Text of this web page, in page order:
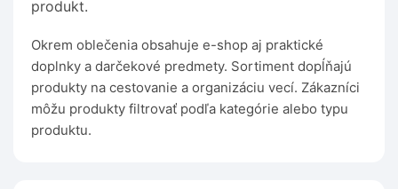
produkt.
Okrem oblečenia obsahuje e-shop aj praktické
doplnky a darčekové predmety. Sortiment dopĺňajú
produkty na cestovanie a organizáciu vecí. Zákazníci
môžu produkty filtrovať podľa kategórie alebo typu
produktu.